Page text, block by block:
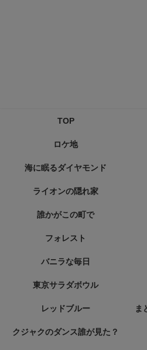
TOP
ロケ地
海に眠るダイヤモンド
ライオンの隠れ家
誰かがこの町で
フォレスト
バニラな毎日
東京サラダボウル
レッドブルー ま
クジャクのダンス誰が見た？